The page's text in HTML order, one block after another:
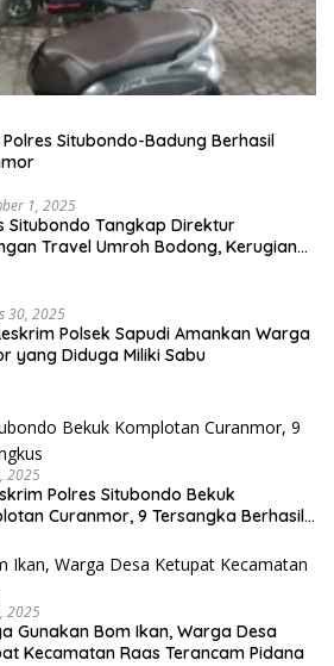
Situbondo-Badung Berhasil
1, 2025
Situbondo Tangkap Direktur
Travel Umroh Bodong, Kerugian
30, 2025
Polsek Sapudi Amankan Warga
yang Diduga Miliki Sabu
2025
Polres Situbondo Bekuk
Curanmor, 9 Tersangka Berhasil
2025
Gunakan Bom Ikan, Warga Desa
Kecamatan Raas Terancam Pidana